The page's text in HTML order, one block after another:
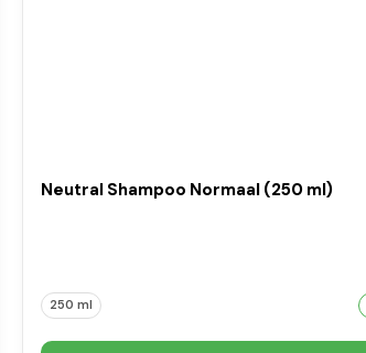
Neutral Shampoo Normaal (250 ml)
250 ml